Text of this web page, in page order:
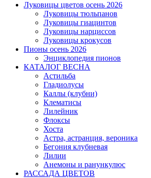
Луковицы цветов осень 2026
Луковицы тюльпанов
Луковицы гиацинтов
Луковицы нарциссов
Луковицы крокусов
Пионы осень 2026
Энциклопедия пионов
КАТАЛОГ ВЕСНА
Астильба
Гладиолусы
Каллы (клубни)
Клематисы
Лилейник
Флоксы
Хоста
Астра, астранция, вероника
Бегония клубневая
Лилии
Анемоны и ранункулюс
РАССАДА ЦВЕТОВ